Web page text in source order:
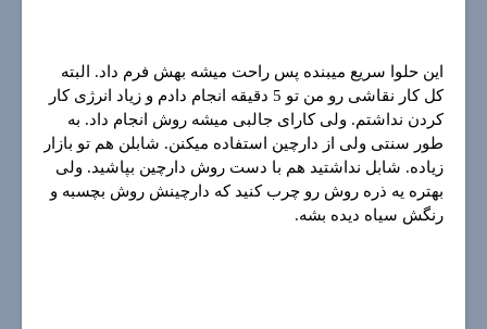
این حلوا سریع میبنده پس راحت میشه بهش فرم داد. البته
کل کار نقاشی رو من تو 5 دقیقه انجام دادم و زیاد انرژی کار
کردن نداشتم. ولی کارای جالبی میشه روش انجام داد. به
طور سنتی ولی از دارچین استفاده میکنن. شابلن هم تو بازار
زیاده. شابل نداشتید هم با دست روش دارچین بپاشید. ولی
بهتره یه ذره روش رو چرب کنید که دارچینش روش بچسبه و
رنگش سیاه دیده بشه.